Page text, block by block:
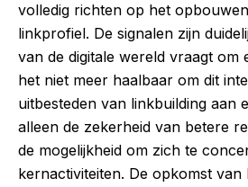
volledig richten op het
linkprofiel. De signalen zijn
van de digitale wereld vraagt om
het niet meer haalbaar om dit
uitbesteden van linkbuilding aan
alleen de zekerheid van betere
de mogelijkheid om zich te
kernactiviteiten. De opkomst van